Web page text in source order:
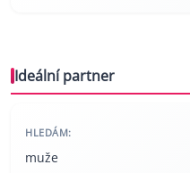
Ideální partner
HLEDÁM:
muže